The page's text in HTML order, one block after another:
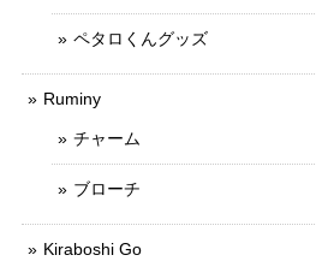
ペタロくんグッズ
Ruminy
チャーム
ブローチ
Kiraboshi Go